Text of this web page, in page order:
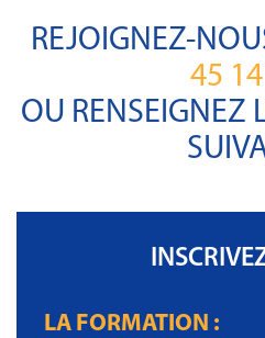
REJOIGNEZ-
45
OU RENSEIGNEZ
LA FORMATION :